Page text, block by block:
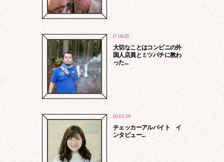
17.08.15
大切なことはコンビニの外
国人店員とミツバチに教わ
った...
16.03.29
チェッカーアルバイト イ
ンタビュー...